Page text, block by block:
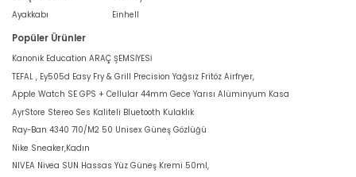
Ayakkabı
Einhell
Popüler Ürünler
Kanonik Education ARAÇ ŞEMSİYESİ
TEFAL , Ey505d Easy Fry & Grill Precision Yağsız Fritöz Airfryer,
Apple Watch SE GPS + Cellular 44mm Gece Yarısı Alüminyum Kasa
AyrStore Stereo Ses Kaliteli Bluetooth Kulaklık
Ray-Ban 4340 710/M2 50 Unisex Güneş Gözlüğü
Nike Sneaker,Kadın
NIVEA Nivea SUN Hassas Yüz Güneş Kremi 50ml,